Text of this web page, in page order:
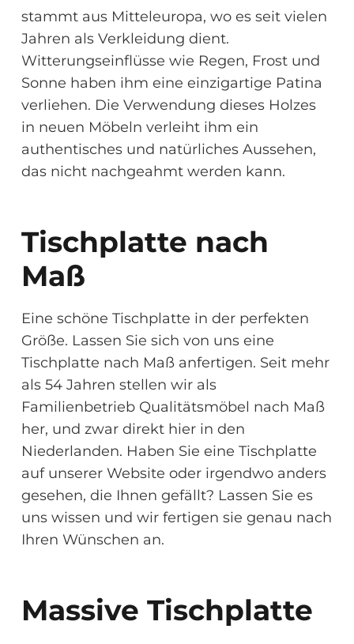
stammt aus Mitteleuropa, wo es seit vielen
Jahren als Verkleidung dient.
Witterungseinflüsse wie Regen, Frost und
Sonne haben ihm eine einzigartige Patina
verliehen. Die Verwendung dieses Holzes
in neuen Möbeln verleiht ihm ein
authentisches und natürliches Aussehen,
das nicht nachgeahmt werden kann.
Tischplatte nach
Maß
Eine schöne Tischplatte in der perfekten
Größe. Lassen Sie sich von uns eine
Tischplatte nach Maß anfertigen. Seit mehr
als 54 Jahren stellen wir als
Familienbetrieb Qualitätsmöbel nach Maß
her, und zwar direkt hier in den
Niederlanden. Haben Sie eine Tischplatte
auf unserer Website oder irgendwo anders
gesehen, die Ihnen gefällt? Lassen Sie es
uns wissen und wir fertigen sie genau nach
Ihren Wünschen an.
Massive Tischplatte